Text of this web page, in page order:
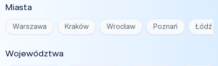
Miasta
Warszawa Kraków Wrocław Poznań Łódź
Województwa